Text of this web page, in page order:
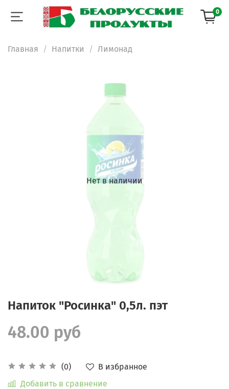
0
Главная Напитки Лимонад
Нет в наличии
Напиток "Росинка" 0,5л. пэт
(0)
В избранное
Добавить в сравнение
48.00 руб